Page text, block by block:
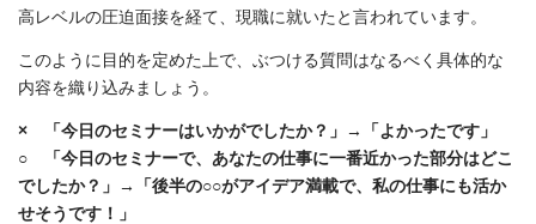
高レベルの圧迫面接を経て、現職に就いたと言われています。
このように目的を定めた上で、ぶつける質問はなるべく具体的な
内容を織り込みましょう。
× 「今日のセミナーはいかがでしたか？」→「よかったです」
○ 「今日のセミナーで、あなたの仕事に一番近かった部分はどこ
でしたか？」→「後半の○○がアイデア満載で、私の仕事にも活か
せそうです！」